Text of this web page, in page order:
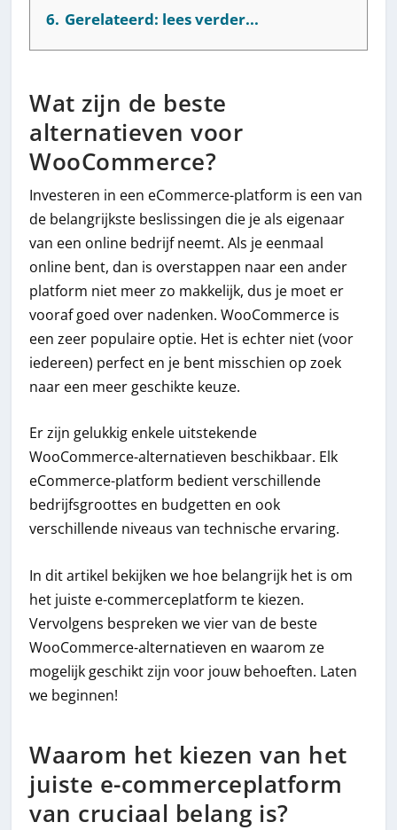
6. Gerelateerd: lees verder...
Wat zijn de beste
alternatieven voor
WooCommerce?
Investeren in een eCommerce-platform is een van
de belangrijkste beslissingen die je als eigenaar
van een online bedrijf neemt. Als je eenmaal
online bent, dan is overstappen naar een ander
platform niet meer zo makkelijk, dus je moet er
vooraf goed over nadenken. WooCommerce is
een zeer populaire optie. Het is echter niet (voor
iedereen) perfect en je bent misschien op zoek
naar een meer geschikte keuze.
Er zijn gelukkig enkele uitstekende
WooCommerce-alternatieven beschikbaar. Elk
eCommerce-platform bedient verschillende
bedrijfsgroottes en budgetten en ook
verschillende niveaus van technische ervaring.
In dit artikel bekijken we hoe belangrijk het is om
het juiste e-commerceplatform te kiezen.
Vervolgens bespreken we vier van de beste
WooCommerce-alternatieven en waarom ze
mogelijk geschikt zijn voor jouw behoeften. Laten
we beginnen!
Waarom het kiezen van het
juiste e-commerceplatform
van cruciaal belang is?